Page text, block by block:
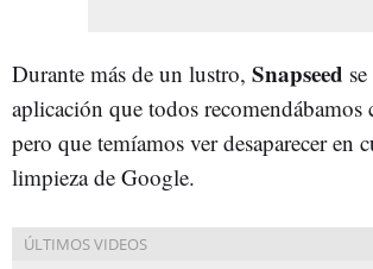
Durante más de un lustro, Snapseed
aplicación que todos recomendábamos
pero que temíamos ver desaparecer en
limpieza de Google.